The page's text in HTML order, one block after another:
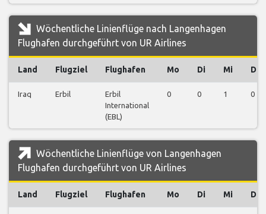
Wöchentliche Linienflüge nach Langenhagen
Flughafen durchgeführt von UR Airlines
Land Flugziel Flughafen Mo Di Mi Do
Iraq Erbil
Erbil
International
(EBL)
0 0 1 0
Wöchentliche Linienflüge von Langenhagen
Flughafen durchgeführt von UR Airlines
Land Flugziel Flughafen Mo Di Mi Do